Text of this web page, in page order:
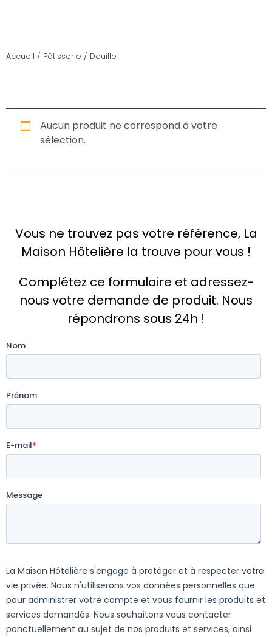
Accueil / Pâtisserie / Douille
Aucun produit ne correspond à votre
sélection.